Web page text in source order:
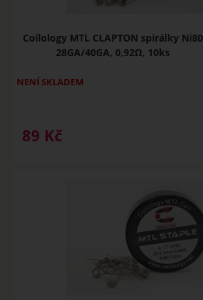
Coilology MTL CLAPTON spirálky Ni80
28GA/40GA, 0,92Ω, 10ks
NENÍ SKLADEM
89 Kč